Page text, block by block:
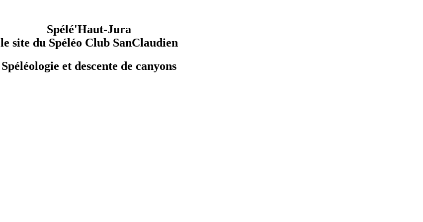
Spélé'Haut-Jura
le site du Spéléo Club SanClaudien
Spéléologie et descente de canyons